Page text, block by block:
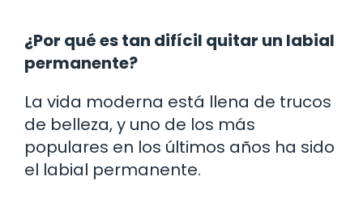
¿Por qué es tan difícil quitar un labial
permanente?
La vida moderna está llena de trucos
de belleza, y uno de los más
populares en los últimos años ha sido
el labial permanente.